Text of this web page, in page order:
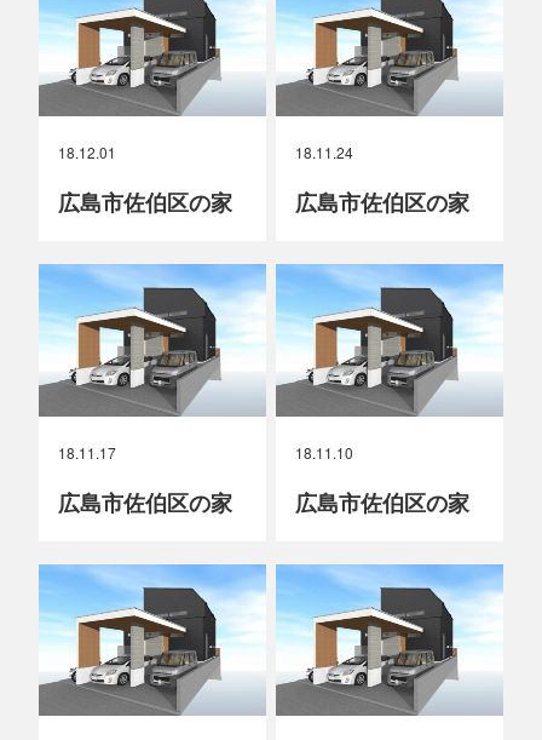
18.12.01
広島市佐伯区の家
18.11.24
広島市佐伯区の家
18.11.17
広島市佐伯区の家
18.11.10
広島市佐伯区の家